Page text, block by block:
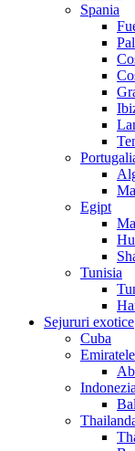
Spania
Egipt
Tunisia
Sejururi exotice
Cuba
Indonezia